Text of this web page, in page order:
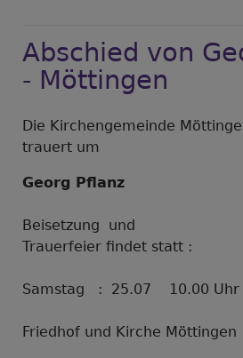
Abschied von
- Möttingen
Die Kirchengemeinde
trauert um
Georg Pflanz
Beisetzung und
Trauerfeier findet statt :
Samstag : 25.07 10.00 Uhr
Friedhof und Kirche Möttingen